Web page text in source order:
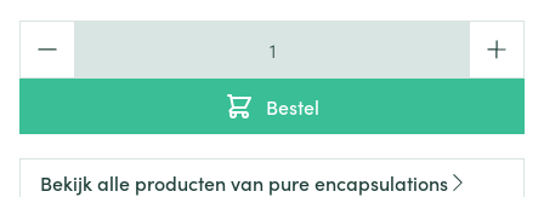
Bestel
Bekijk alle producten van pure encapsulations